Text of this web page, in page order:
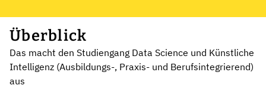
Überblick
Das macht den Studiengang Data Science und Künstliche
Intelligenz (Ausbildungs-, Praxis- und Berufsintegrierend)
aus